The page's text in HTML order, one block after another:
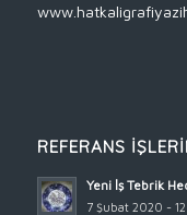
REFERANS
Yeni İş Tebrik
7 Şubat 2020 -